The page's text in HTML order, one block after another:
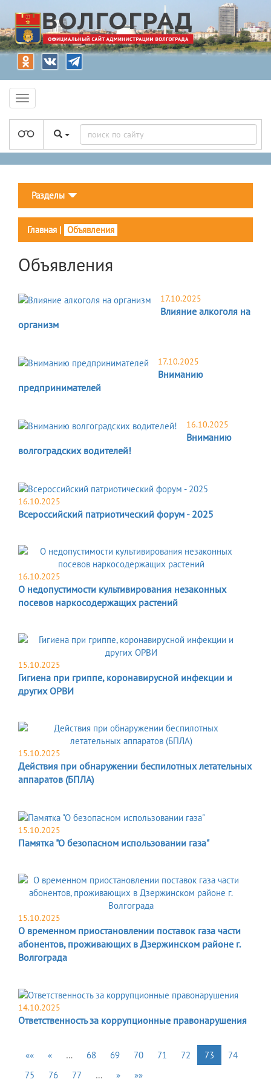
Разделы
Главная | Объявления
Объявления
17.10.2025
Влияние алкоголя на
организм
17.10.2025
Вниманию
предпринимателей
16.10.2025
Вниманию
волгоградских водителей!
16.10.2025
Всероссийский патриотический форум - 2025
16.10.2025
О недопустимости культивирования незаконных
посевов наркосодержащих растений
15.10.2025
Гигиена при гриппе, коронавирусной инфекции и
других ОРВИ
15.10.2025
Действия при обнаружении беспилотных летательных
аппаратов (БПЛА)
15.10.2025
Памятка "О безопасном использовании газа"
15.10.2025
О временном приостановлении поставок газа части
абонентов, проживающих в Дзержинском районе г.
Волгограда
14.10.2025
Ответственность за коррупционные правонарушения
«« « … 68 69 70 71 72 73
74
75
76 77 … » »»